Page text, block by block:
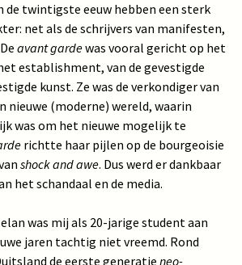
de twintigste eeuw hebben een sterk
net als de schrijvers van manifesten,
avant gardewas vooral gericht op het
establishment, van de gevestigde
kunst. Ze was de verkondiger van
nieuwe (moderne) wereld, waarin
was om het nieuwe mogelijk te
richtte haar pijlen op de bourgeoisie
shock and awe. Dus werd er dankbaar
het schandaal en de media.
was mij als 20-jarige student aan
jaren tachtig niet vreemd. Rond
de eerste generatie neo-